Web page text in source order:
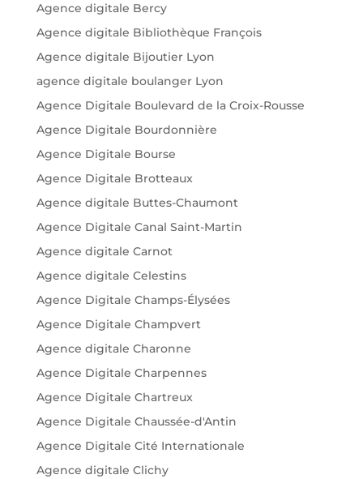
Agence digitale Bercy
Agence digitale Bibliothèque François
Agence digitale Bijoutier Lyon
agence digitale boulanger Lyon
Agence Digitale Boulevard de la Croix-Rousse
Agence Digitale Bourdonnière
Agence Digitale Bourse
Agence Digitale Brotteaux
Agence digitale Buttes-Chaumont
Agence Digitale Canal Saint-Martin
Agence digitale Carnot
Agence digitale Celestins
Agence Digitale Champs-Élysées
Agence Digitale Champvert
Agence digitale Charonne
Agence Digitale Charpennes
Agence Digitale Chartreux
Agence Digitale Chaussée-d'Antin
Agence Digitale Cité Internationale
Agence digitale Clichy